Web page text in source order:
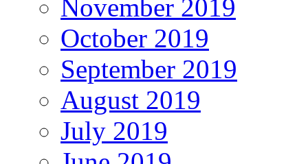
November 2019
October 2019
September 2019
August 2019
July 2019